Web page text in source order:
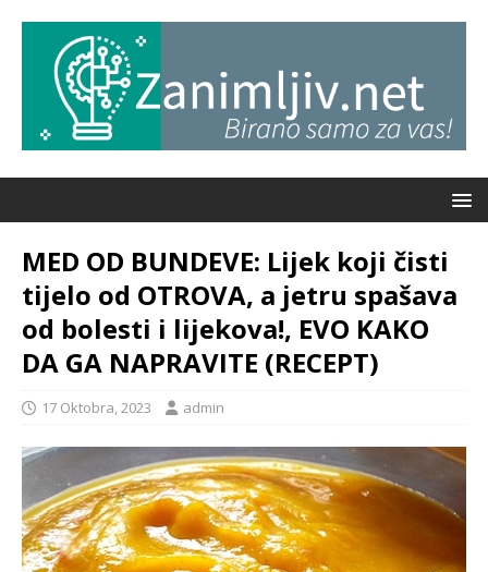
MED OD BUNDEVE: Lijek koji čisti
tijelo od OTROVA, a jetru spašava
od bolesti i lijekova!, EVO KAKO
DA GA NAPRAVITE (RECEPT)
17 Oktobra, 2023 admin